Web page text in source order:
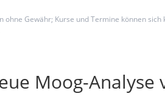
Gewähr; Kurse und Termine können
Moog-Analyse